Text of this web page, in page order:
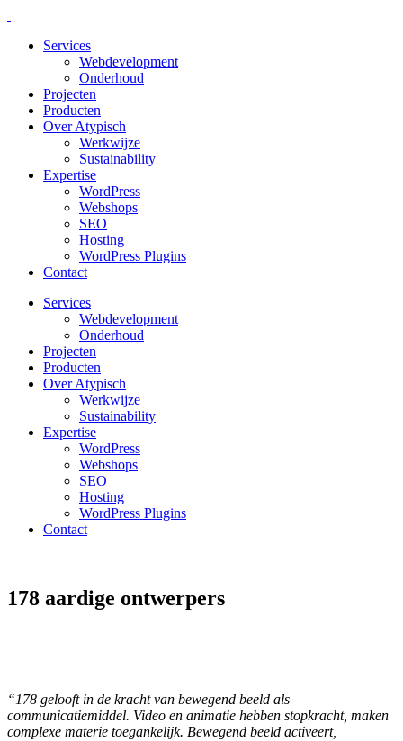
Services
Webdevelopment
Onderhoud
Projecten
Producten
Over Atypisch
Werkwijze
Sustainability
Expertise
WordPress
Webshops
SEO
Hosting
WordPress Plugins
Contact
Services
Webdevelopment
Onderhoud
Projecten
Producten
Over Atypisch
Werkwijze
Sustainability
Expertise
WordPress
Webshops
SEO
Hosting
WordPress Plugins
Contact
178 aardige ontwerpers
“178 gelooft in de kracht van bewegend beeld als
communicatiemiddel. Video en animatie hebben stopkracht, maken
complexe materie toegankelijk. Bewegend beeld activeert,